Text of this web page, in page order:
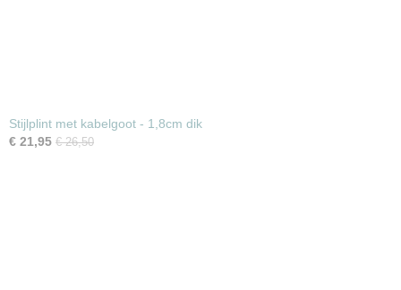
Stijlplint met kabelgoot - 1,8cm dik
€ 21,95 € 26,50